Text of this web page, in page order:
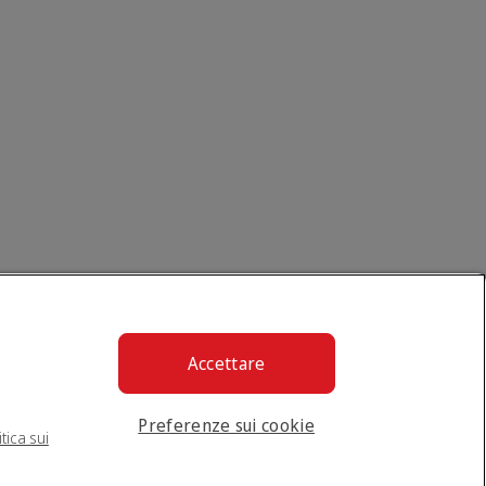
sui
Preferenze sui cookie
Accettare